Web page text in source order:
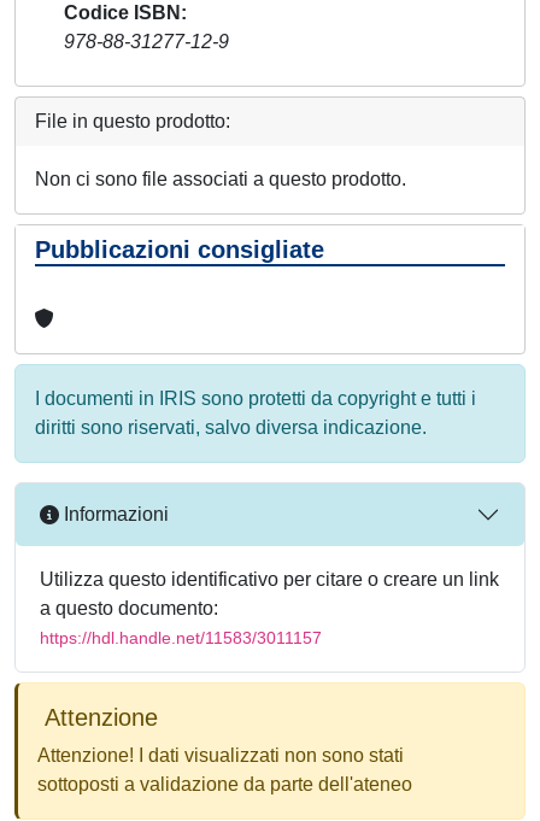
Codice ISBN
978-88-31277-12-9
File in questo prodotto:
Non ci sono file associati a questo prodotto.
Pubblicazioni consigliate
I documenti in IRIS sono protetti da copyright e tutti i
diritti sono riservati, salvo diversa indicazione.
Informazioni
Utilizza questo identificativo per citare o creare un link
a questo documento:
https://hdl.handle.net/11583/3011157
Attenzione
Attenzione! I dati visualizzati non sono stati
sottoposti a validazione da parte dell'ateneo